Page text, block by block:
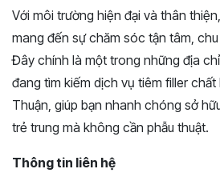
Với môi trường hiện đại và thân
mang đến sự chăm sóc tận tâm,
Đây chính là một trong những địa
đang tìm kiếm dịch vụ tiêm filler
Thuận, giúp bạn nhanh chóng sở
trẻ trung mà không cần phẫu thuật.
Thông tin liên hệ